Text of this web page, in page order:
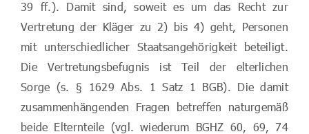
39 ff.). Damit sind, soweit es um das Recht zur
Vertretung der Kläger zu 2) bis 4) geht, Personen
mit unterschiedlicher Staatsangehörigkeit beteiligt.
Die Vertretungsbefugnis ist Teil der elterlichen
Sorge (s. § 1629 Abs. 1 Satz 1 BGB). Die damit
zusammenhängenden Fragen betreffen naturgemäß
beide Elternteile (vgl. wiederum BGHZ 60, 69, 74